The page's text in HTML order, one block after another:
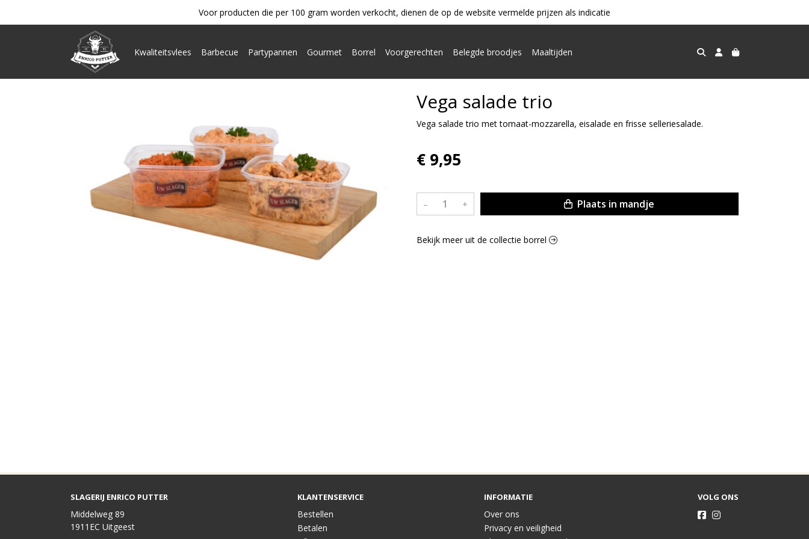
Voor producten die per 100 gram worden verkocht, dienen de op de website vermelde prijzen als indicatie
Kwaliteitsvlees Barbecue Partypannen Gourmet Borrel Voorgerechten Belegde broodjes Maaltijden
Vega salade trio
Vega salade trio met tomaat-mozzarella, eisalade en frisse selleriesalade.
€ 9,95
– + Plaats in mandje
Bekijk meer uit de collectie borrel
SLAGERIJ ENRICO PUTTER
Middelweg 89
1911EC Uitgeest
KLANTENSERVICE
Bestellen
Betalen
INFORMATIE
Over ons
Privacy en veiligheid
VOLG ONS